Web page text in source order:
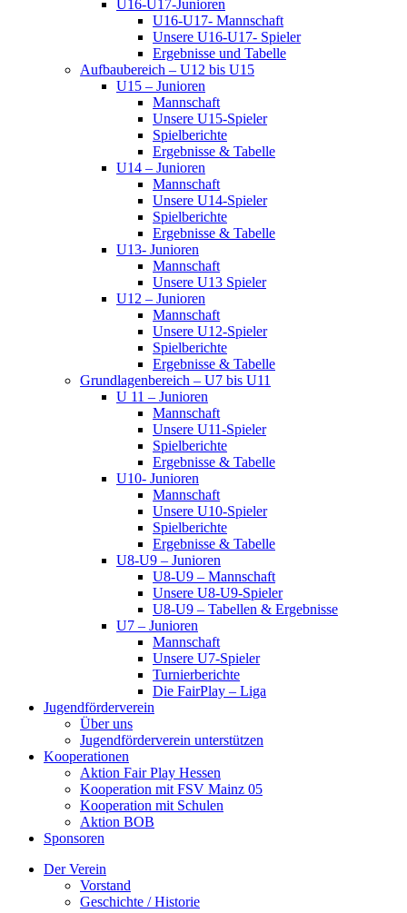
U16-U17-Junioren
U16-U17- Mannschaft
Unsere U16-U17- Spieler
Ergebnisse und Tabelle
Aufbaubereich – U12 bis U15
U15 – Junioren
Mannschaft
Unsere U15-Spieler
Spielberichte
Ergebnisse & Tabelle
U14 – Junioren
Mannschaft
Unsere U14-Spieler
Spielberichte
Ergebnisse & Tabelle
U13- Junioren
Mannschaft
Unsere U13 Spieler
U12 – Junioren
Mannschaft
Unsere U12-Spieler
Spielberichte
Ergebnisse & Tabelle
Grundlagenbereich – U7 bis U11
U 11 – Junioren
Mannschaft
Unsere U11-Spieler
Spielberichte
Ergebnisse & Tabelle
U10- Junioren
Mannschaft
Unsere U10-Spieler
Spielberichte
Ergebnisse & Tabelle
U8-U9 – Junioren
U8-U9 – Mannschaft
Unsere U8-U9-Spieler
U8-U9 – Tabellen & Ergebnisse
U7 – Junioren
Mannschaft
Unsere U7-Spieler
Turnierberichte
Die FairPlay – Liga
Jugendförderverein
Über uns
Jugendförderverein unterstützen
Kooperationen
Aktion Fair Play Hessen
Kooperation mit FSV Mainz 05
Kooperation mit Schulen
Aktion BOB
Sponsoren
Der Verein
Vorstand
Geschichte / Historie